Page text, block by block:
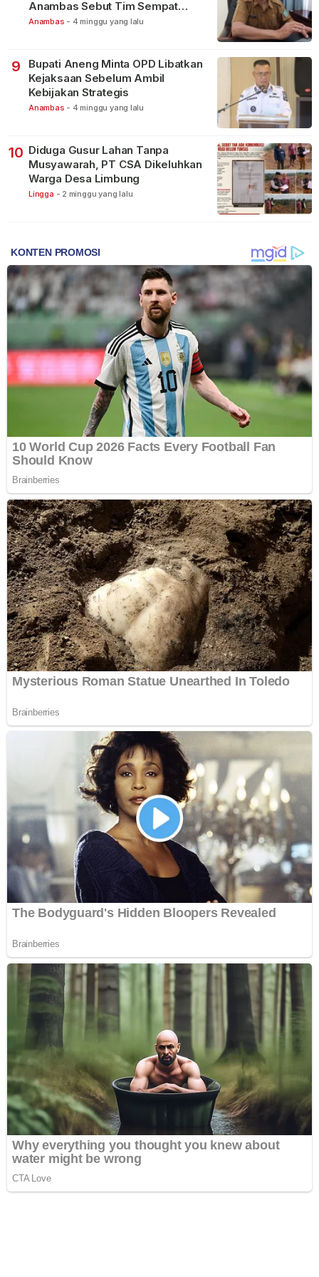
Anambas Sebut Tim Sempat
Terbagi Tangani Kasus Lain
Anambas - 4 minggu yang lalu
9
Bupati Aneng Minta OPD Libatkan
Kejaksaan Sebelum Ambil
Kebijakan Strategis
Anambas - 4 minggu yang lalu
10 Diduga Gusur Lahan Tanpa
Musyawarah, PT CSA Dikeluhkan
Warga Desa Limbung
Lingga - 2 minggu yang lalu